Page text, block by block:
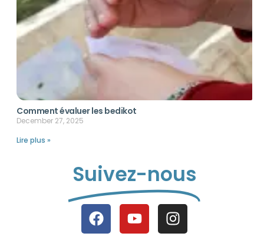
Comment évaluer les bedikot
December 27, 2025
Lire plus »
Suivez-nous